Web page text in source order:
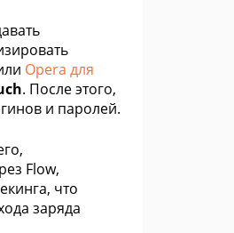
Opera для
. После этого,
и паролей.
Flow,
что
заряда